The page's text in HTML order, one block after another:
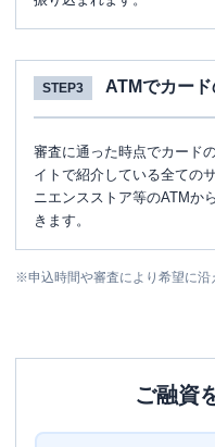
STEP3 ATMでカード
審査に通った時点でカード
イトで紹介している全ての
ニエンスストア等のATMか
きます。
※申込時間や審査により希望に沿
ご融資